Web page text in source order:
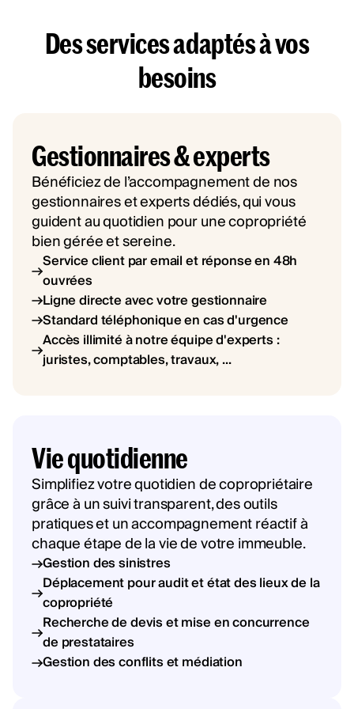
Des services adaptés à vos
besoins
Gestionnaires & experts
Bénéficiez de l’accompagnement de nos
gestionnaires et experts dédiés, qui vous
guident au quotidien pour une copropriété
bien gérée et sereine.
Service client par email et réponse en 48h
ouvrées
Ligne directe avec votre gestionnaire
Standard téléphonique en cas d'urgence
Accès illimité à notre équipe d'experts :
juristes, comptables, travaux, ...
Vie quotidienne
Simplifiez votre quotidien de copropriétaire
grâce à un suivi transparent, des outils
pratiques et un accompagnement réactif à
chaque étape de la vie de votre immeuble.
Gestion des sinistres
Déplacement pour audit et état des lieux de la
copropriété
Recherche de devis et mise en concurrence
de prestataires
Gestion des conflits et médiation